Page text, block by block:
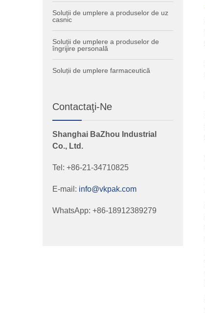
Soluții de umplere a produselor de uz
casnic
Soluții de umplere a produselor de
îngrijire personală
Soluții de umplere farmaceutică
Contactaţi-Ne
Shanghai BaZhou Industrial
Co., Ltd.
Tel: +86-21-34710825
E-mail: info@vkpak.com
WhatsApp: +86-18912389279